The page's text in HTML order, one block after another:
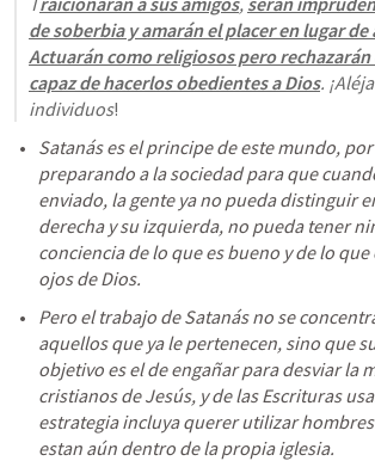
de soberbia y amarán el placer en lugar de
Actuarán como religiosos pero
capaz de hacerlos obedientes a Dios.
individuos!
Satanás es el principe de este mundo,
preparando a la sociedad para que
enviado, la gente ya no pueda distinguir
derecha y su izquierda, no pueda tener
conciencia de lo que es bueno y de lo
ojos de Dios.
Pero el trabajo de Satanás no se
aquellos que ya le pertenecen, sino que
objetivo es el de engañar para desviar la
cristianos de Jesús, y de las Escrituras
estrategia incluya querer utilizar
estan aún dentro de la propia iglesia.